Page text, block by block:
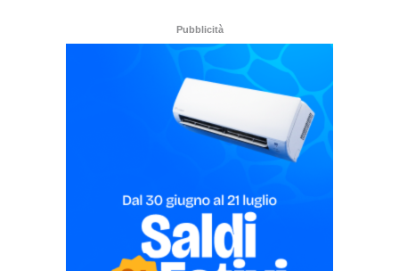
Pubblicità